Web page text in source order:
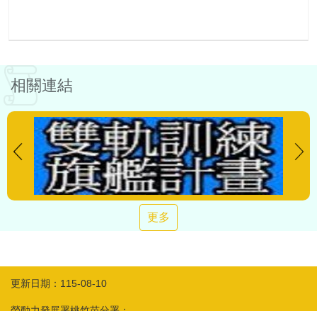
相關連結
更多
更新日期：115-08-10